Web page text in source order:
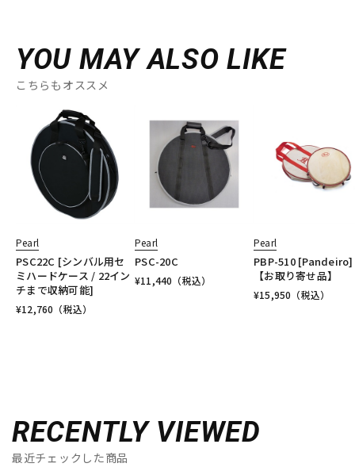
YOU MAY ALSO LIKE
こちらもオススメ
Pearl
PSC22C [シンバル用セ
ミハードケース / 22イン
チまで収納可能]
¥12,760 （税込）
Pearl
PSC-20C
¥11,440 （税込）
Pearl
PBP-510 [Pandeiro]
【お取り寄せ品】
¥15,950 （税込）
RECENTLY VIEWED
最近チェックした商品